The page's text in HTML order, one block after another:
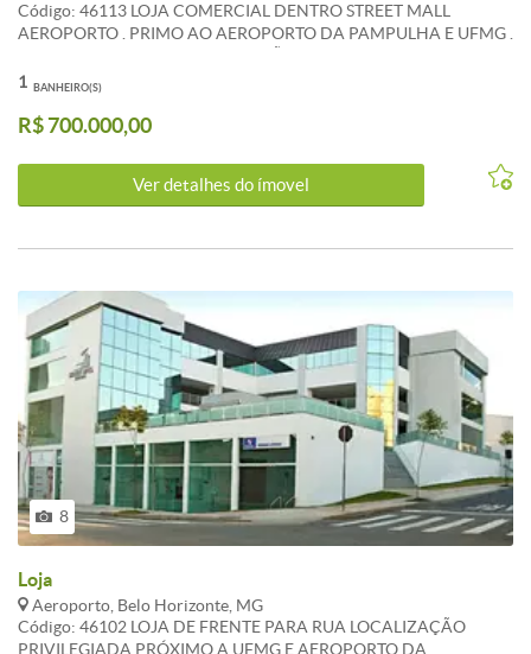
Código: 46113 LOJA COMERCIAL DENTRO STREET MALL
AEROPORTO . PRIMO AO AEROPORTO DA PAMPULHA E UFMG .
DUPLO . ATUALIZADO EM 20/05/2021 CARACTERISTICAS:
BANHEIRO(S)
1
R$ 700.000,00
Ver detalhes do ímovel
8
Loja
Aeroporto, Belo Horizonte, MG
Código: 46102 LOJA DE FRENTE PARA RUA LOCALIZAÇÃO
PRIVILEGIADA PRÓXIMO A UFMG E AEROPORTO DA